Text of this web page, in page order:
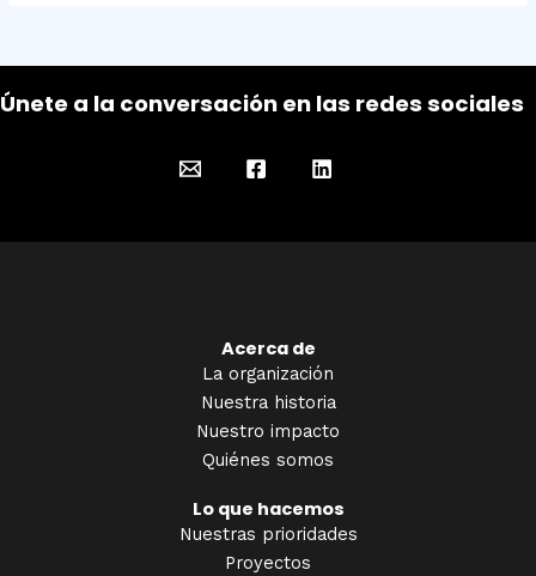
Únete a la conversación en las redes sociales
Acerca de
La organización
Nuestra historia
Nuestro impacto
Quiénes somos
Lo que hacemos
Nuestras prioridades
Proyectos